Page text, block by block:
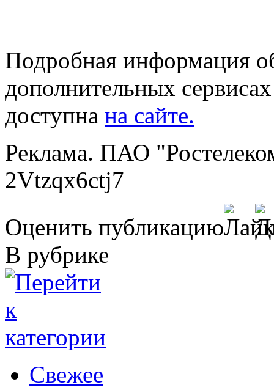
Подробная информация
дополнительных
доступна на сайте.
Реклама. ПАО
2Vtzqx6ctj7
Оценить публикацию
В рубрике
Свежее